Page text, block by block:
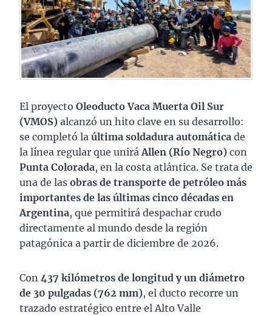
El proyecto Oleoducto Vaca Muerta Oil Sur
(VMOS) alcanzó un hito clave en su desarrollo:
se completó la última soldadura automática de
la línea regular que uniráAllen (Río Negro) con
Punta Colorada, en la costa atlántica. Se trata de
una de las obras de transporte de petróleo más
importantes de las últimas cinco décadas en
Argentina, que permitirá despachar crudo
directamente al mundo desde la región
patagónica a partir de diciembre de 2026.
Con 437 kilómetros de longitud y un diámetro
de 30 pulgadas (762 mm), el ducto recorre un
trazado estratégico entre el Alto Valle